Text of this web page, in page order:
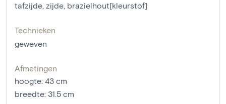
tafzijde, zijde, brazielhout[kleurstof]
Technieken
geweven
Afmetingen
hoogte: 43 cm
breedte: 31.5 cm